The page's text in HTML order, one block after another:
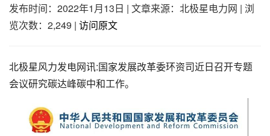
发布时间：2022年1月13日 | 文章来源：北极星电力网 | 浏
览次数：2,249 | 访问原文
北极星风力发电网讯:国家发展改革委环资司近日召开专题
会议研究碳达峰碳中和工作。